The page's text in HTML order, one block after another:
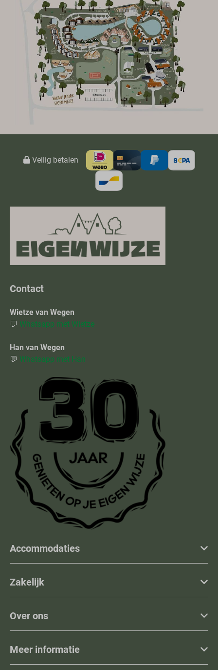
Veilig betalen
Contact
Wietze van Wegen
💬 Whatsapp met Wietze
Han van Wegen
💬 Whatsapp met Han
Accommodaties
Zakelijk
Over ons
Meer informatie